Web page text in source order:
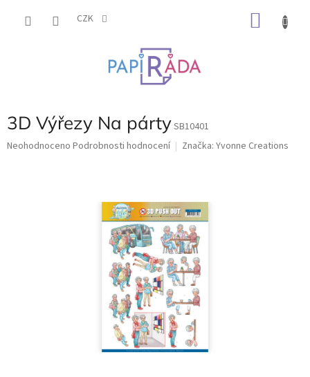
CZK
3D Výřezy Na pártySB10401
Průměrné
Neohodnoceno Podrobnosti hodnocení Značka: Yvonne Creations